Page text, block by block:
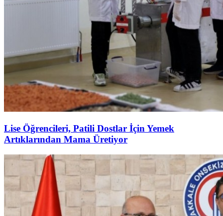
Lise Öğrencileri, Patili Dostlar İçin Yemek
Artıklarından Mama Üretiyor